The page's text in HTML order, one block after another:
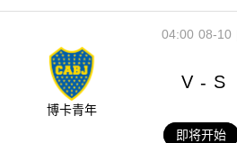
08-10
04:00
博卡青年
V - S
即将开始